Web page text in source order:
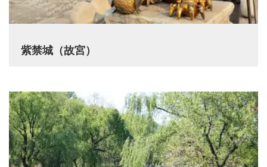
紫禁城（故宮）